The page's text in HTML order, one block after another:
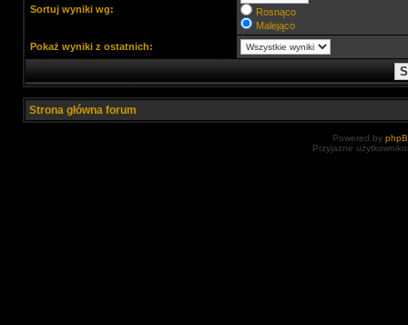
Sortuj wyniki wg:
Rosnąco
Malejąco
Pokaż wyniki z ostatnich:
Strona główna forum
Powered by
Przyjazne